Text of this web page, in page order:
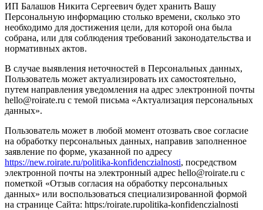
ИП Балашов Никита Сергеевич будет хранить Вашу
Персональную информацию столько времени, сколько это
необходимо для достижения цели, для которой она была
собрана, или для соблюдения требований законодательства и
нормативных актов.
В случае выявления неточностей в Персональных данных,
Пользователь может актуализировать их самостоятельно,
путем направления уведомления на адрес электронной почты
hello@roirate.ru с темой письма «Актуализация персональных
данных».
Пользователь может в любой момент отозвать свое согласие
на обработку персональных данных, направив заполненное
заявление по форме, указанной по адресу
https://new.roirate.ru/politika-konfidenczialnosti, посредством
электронной почты на электронный адрес hello@roirate.ru с
пометкой «Отзыв согласия на обработку персональных
данных» или воспользоваться специализированной формой
на странице Сайта: https:/roirate.rupolitika-konfidenczialnosti